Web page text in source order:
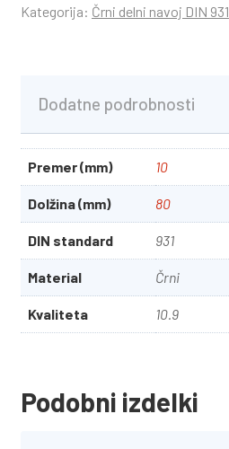
Kategorija: Črni delni navoj DIN 931
Dodatne podrobnosti
Premer (mm) 10
Dolžina (mm) 80
DIN standard 931
Material Črni
Kvaliteta 10.9
Podobni izdelki